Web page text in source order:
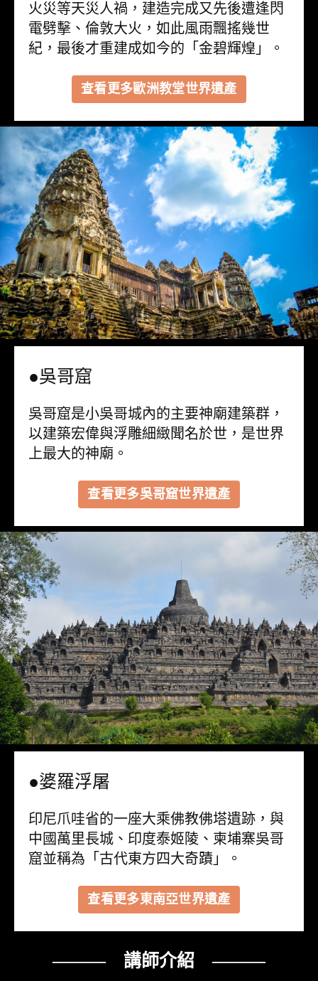
火災等天災人禍，建造完成又先後遭逢閃
電劈擊、倫敦大火，如此風雨飄搖幾世
紀，最後才重建成如今的「金碧輝煌」。
查看更多歐洲教堂世界遺產
●吳哥窟
吳哥窟是小吳哥城內的主要神廟建築群，
以建築宏偉與浮雕細緻聞名於世，是世界
上最大的神廟。
查看更多吳哥窟世界遺產
●婆羅浮屠
印尼爪哇省的一座大乘佛教佛塔遺跡，與
中國萬里長城、印度泰姬陵、柬埔寨吳哥
窟並稱為「古代東方四大奇蹟」。
查看更多東南亞世界遺產
——— 講師介紹 ———